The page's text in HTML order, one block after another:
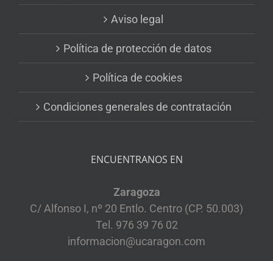
Aviso legal
Política de protección de datos
Política de cookies
Condiciones generales de contratación
ENCUENTRANOS EN
Zaragoza
C/ Alfonso I, nº 20 Entlo. Centro (CP. 50.003)
Tel. 976 39 76 02
informacion@ucaragon.com